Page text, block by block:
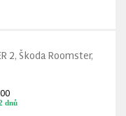
2, Škoda Roomster,
dnů